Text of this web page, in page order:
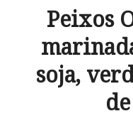
Peixos
soja,